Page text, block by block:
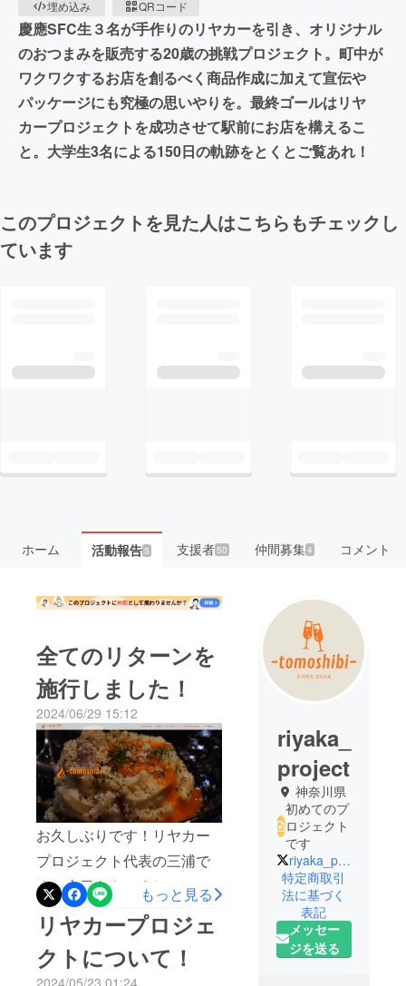
埋め込み
QRコード
慶應SFC生３名が手作りのリヤカーを引き、オリジナル
のおつまみを販売する20歳の挑戦プロジェクト。町中が
ワクワクするお店を創るべく商品作成に加えて宣伝や
パッケージにも究極の思いやりを。最終ゴールはリヤ
カープロジェクトを成功させて駅前にお店を構えるこ
と。大学生3名による150日の軌跡をとくとご覧あれ！
このプロジェクトを見た人はこちらもチェックし
ています
ホーム 活動報告5 支援者50 仲間募集4 コメント
全てのリターンを
施行しました！
2024/06/29 15:12
お久しぶりです！リヤカー
プロジェクト代表の三浦で
す。本日をもちまして、全
てのリターンが終了いたし
ました。すでにお手紙や
ディップソースの送付は完
もっと見る
リヤカープロジェ
クトについて！
2024/05/23 01:24
riyaka_
project
神奈川県
初めてのプ
ロジェクト
です
riyaka_project
特定商取引
法に基づく
表記
メッセー
ジを送る